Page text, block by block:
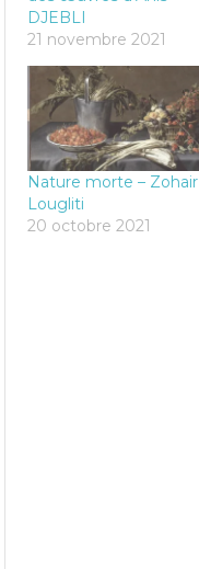
DJEBLI
21 novembre 2021
Nature morte – Zohair
Lougliti
20 octobre 2021